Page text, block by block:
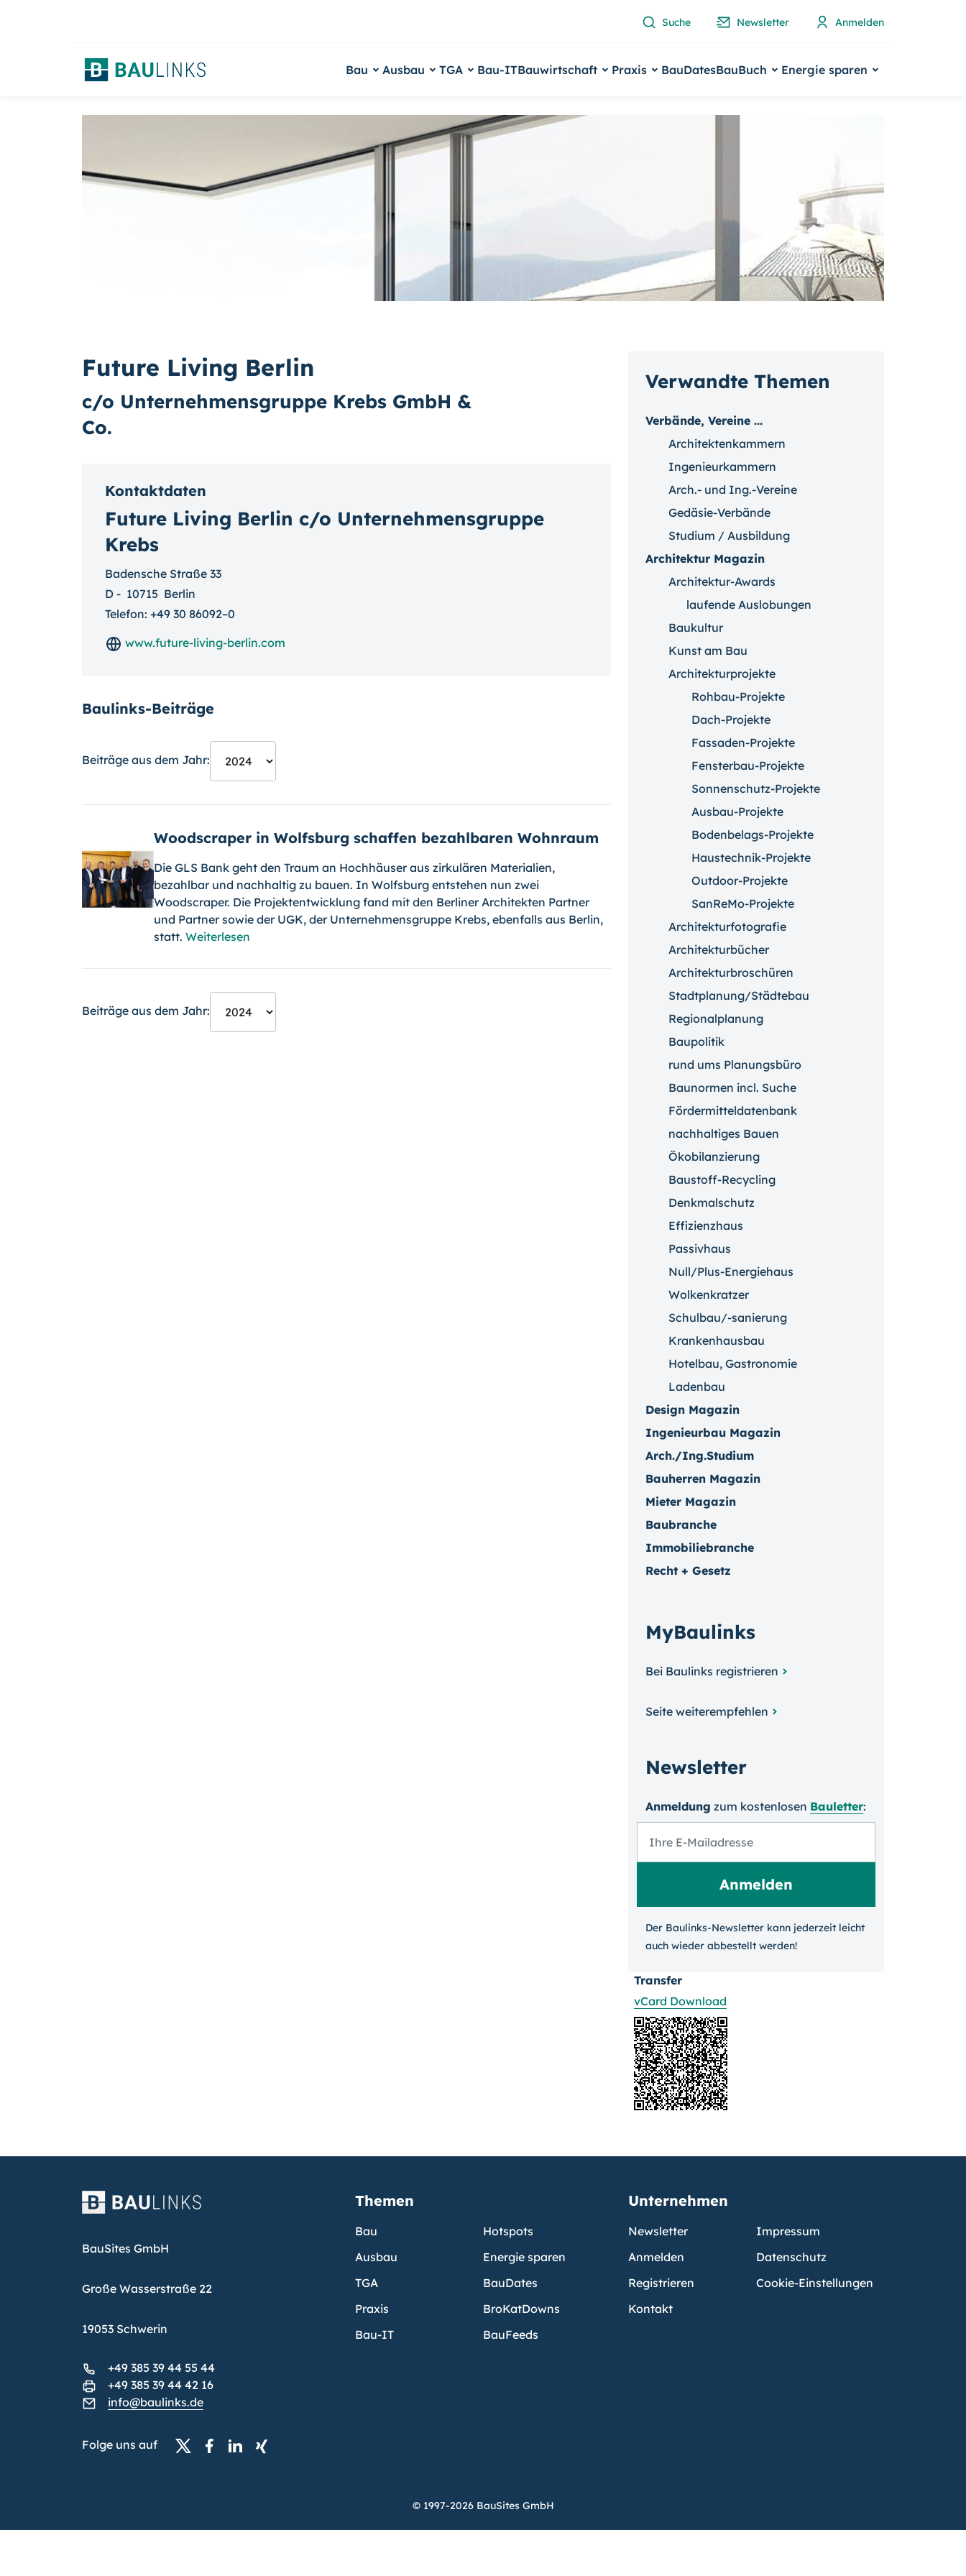
Suche Newsletter Anmelden
Bau Ausbau TGA Bau-ITBauwirtschaft Praxis BauDatesBauBuch Energie sparen
Future Living Berlin
c/o Unternehmensgruppe Krebs GmbH &
Co.
Kontaktdaten
Future Living Berlin c/o Unternehmensgruppe
Krebs
Badensche Straße 33
D - 10715 Berlin
Telefon: +49 30 86092–0
www.future-living-berlin.com
Baulinks-Beiträge
Beiträge aus dem Jahr:
Woodscraper in Wolfsburg schaffen bezahlbaren Wohnraum
Die GLS Bank geht den Traum an Hochhäuser aus zirkulären Materialien,
bezahlbar und nachhaltig zu bauen. In Wolfsburg entstehen nun zwei
Woodscraper. Die Projektentwicklung fand mit den Berliner Architekten Partner
und Partner sowie der UGK, der Unternehmensgruppe Krebs, ebenfalls aus Berlin,
statt. Weiterlesen
Beiträge aus dem Jahr:
Verwandte Themen
Verbände, Vereine ...
Architektenkammern
Ingenieurkammern
Arch.- und Ing.-Vereine
Gedäsie-Verbände
Studium / Ausbildung
Architektur Magazin
Architektur-Awards
laufende Auslobungen
Baukultur
Kunst am Bau
Architekturprojekte
Rohbau-Projekte
Dach-Projekte
Fassaden-Projekte
Fensterbau-Projekte
Sonnenschutz-Projekte
Ausbau-Projekte
Bodenbelags-Projekte
Haustechnik-Projekte
Outdoor-Projekte
SanReMo-Projekte
Architekturfotografie
Architekturbücher
Architekturbroschüren
Stadtplanung/Städtebau
Regionalplanung
Baupolitik
rund ums Planungsbüro
Baunormen incl. Suche
Fördermitteldatenbank
nachhaltiges Bauen
Ökobilanzierung
Baustoff-Recycling
Denkmalschutz
Effizienzhaus
Passivhaus
Null/Plus-Energiehaus
Wolkenkratzer
Schulbau/-sanierung
Krankenhausbau
Hotelbau, Gastronomie
Ladenbau
Design Magazin
Ingenieurbau Magazin
Arch./Ing.Studium
Bauherren Magazin
Mieter Magazin
Baubranche
Immobiliebranche
Recht + Gesetz
MyBaulinks
Bei Baulinks registrieren
Seite weiterempfehlen
Newsletter
Anmeldung zum kosten­losen Bauletter:
Der Baulinks-Newsletter kann jeder­zeit leicht
auch wieder ab­bestellt werden!
Transfer
vCard Download
BauSites GmbH
Große Wasserstraße 22
19053 Schwerin
+49 385 39 44 55 44
+49 385 39 44 42 16
info@baulinks.de
Folge uns auf
Themen
Bau
Ausbau
TGA
Praxis
Bau-IT
Hotspots
Energie sparen
BauDates
BroKatDowns
BauFeeds
Unternehmen
Newsletter
Anmelden
Registrieren
Kontakt
Impressum
Datenschutz
Cookie-Einstellungen
© 1997-2026 BauSites GmbH